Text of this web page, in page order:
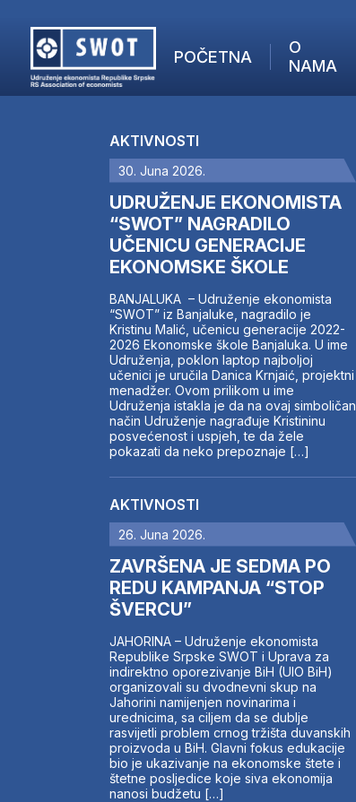
POČETNA
O
NAMA
AKTUELNO
ANALIZE
KOMPANIJE
FINANSIJE
IZ STRANIH MEDIJA
AKTIVNOSTI
SWOT INTERVJU
UČLANI SE
KONTAKT
AKTIVNOSTI
30. Juna 2026.
UDRUŽENJE EKONOMISTA
“SWOT” NAGRADILO
UČENICU GENERACIJE
EKONOMSKE ŠKOLE
BANJALUKA – Udruženje ekonomista
“SWOT” iz Banjaluke, nagradilo je
Kristinu Malić, učenicu generacije 2022-
2026 Ekonomske škole Banjaluka. U ime
Udruženja, poklon laptop najboljoj
učenici je uručila Danica Krnjaić, projektni
menadžer. Ovom prilikom u ime
Udruženja istakla je da na ovaj simboličan
način Udruženje nagrađuje Kristininu
posvećenost i uspjeh, te da žele
pokazati da neko prepoznaje […]
AKTIVNOSTI
26. Juna 2026.
ZAVRŠENA JE SEDMA PO
REDU KAMPANJA “STOP
ŠVERCU”
JAHORINA – Udruženje ekonomista
Republike Srpske SWOT i Uprava za
indirektno oporezivanje BiH (UIO BiH)
organizovali su dvodnevni skup na
Jahorini namijenjen novinarima i
urednicima, sa ciljem da se dublje
rasvijetli problem crnog tržišta duvanskih
proizvoda u BiH. Glavni fokus edukacije
bio je ukazivanje na ekonomske štete i
štetne posljedice koje siva ekonomija
nanosi budžetu […]